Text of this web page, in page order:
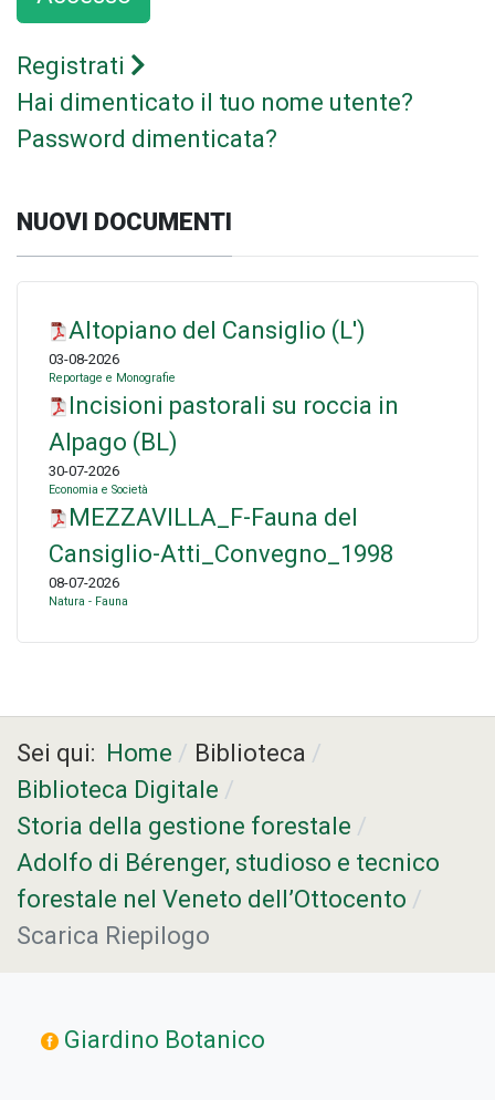
Registrati
Hai dimenticato il tuo nome utente?
Password dimenticata?
NUOVI DOCUMENTI
Altopiano del Cansiglio (L')
03-08-2026
Reportage e Monografie
Incisioni pastorali su roccia in
Alpago (BL)
30-07-2026
Economia e Società
MEZZAVILLA_F-Fauna del
Cansiglio-Atti_Convegno_1998
08-07-2026
Natura - Fauna
Sei qui: Home
Biblioteca
Biblioteca Digitale
Storia della gestione forestale
Adolfo di Bérenger, studioso e tecnico
forestale nel Veneto dell’Ottocento
Scarica Riepilogo
Giardino Botanico